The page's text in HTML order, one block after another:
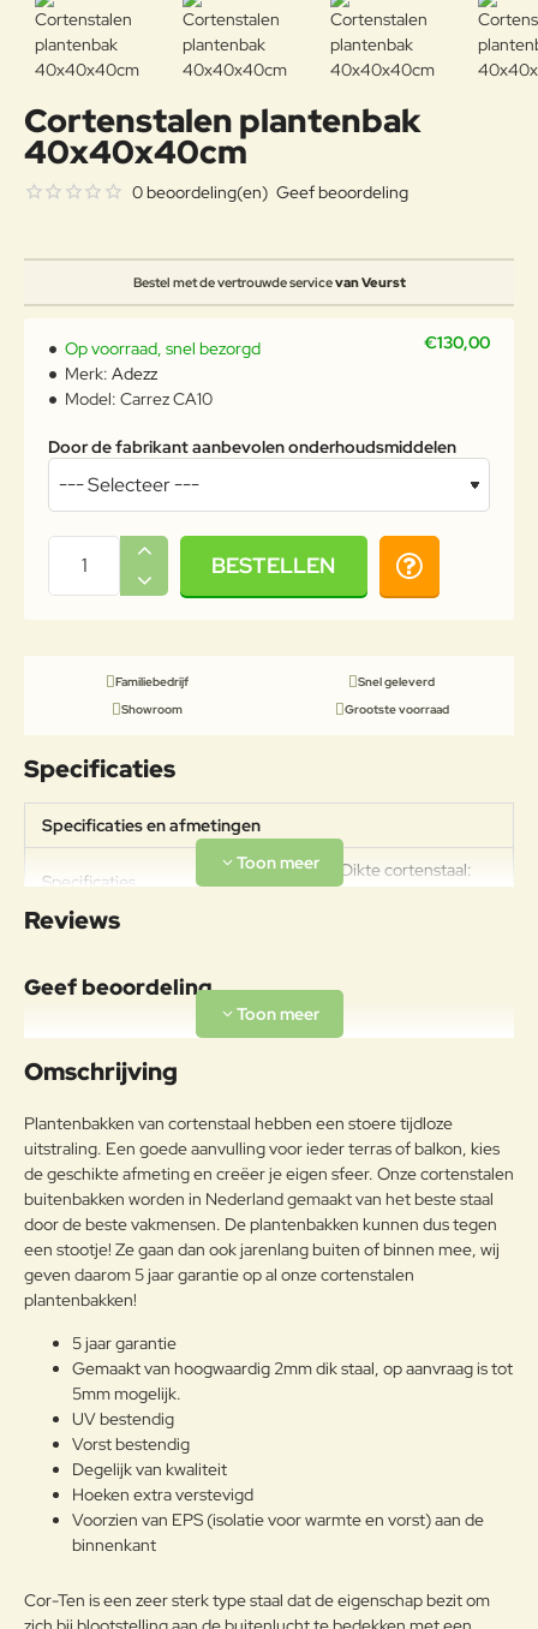
Cortenstalen plantenbak
40x40x40cm
Bestel met de vertrouwde servicevan Veurst
0 beoordeling(en) Geef beoordeling
€130,00
Op voorraad, snel bezorgd
Merk: Adezz
Model: Carrez CA10
Door de fabrikant aanbevolen onderhoudsmiddelen
BESTELLEN
Familiebedrijf
Snel geleverd
Showroom
Grootste voorraad
Specificaties
Specificaties en afmetingen
Specificaties
Gewicht: 15kg Dikte cortenstaal:
Reviews
Geef beoordeling
Uw naam:
g:
Note:HTML-code wordt niet vertaald!
Waardering:
Waarderin
g:
Slecht
Verder
Omschrijving
Plantenbakken van cortenstaal hebben een stoere tijdloze
uitstraling. Een goede aanvulling voor ieder terras of balkon, kies
de geschikte afmeting en creëer je eigen sfeer. Onze cortenstalen
buitenbakken worden in Nederland gemaakt van het beste staal
door de beste vakmensen. De plantenbakken kunnen dus tegen
een stootje! Ze gaan dan ook jarenlang buiten of binnen mee, wij
geven daarom 5 jaar garantie op al onze cortenstalen
plantenbakken!
5 jaar garantie
Gemaakt van hoogwaardig 2mm dik staal, op aanvraag is tot
5mm mogelijk.
UV bestendig
Vorst bestendig
Degelijk van kwaliteit
Hoeken extra verstevigd
Voorzien van EPS (isolatie voor warmte en vorst) aan de
binnenkant
Cor-Ten is een zeer sterk type staal dat de eigenschap bezit om